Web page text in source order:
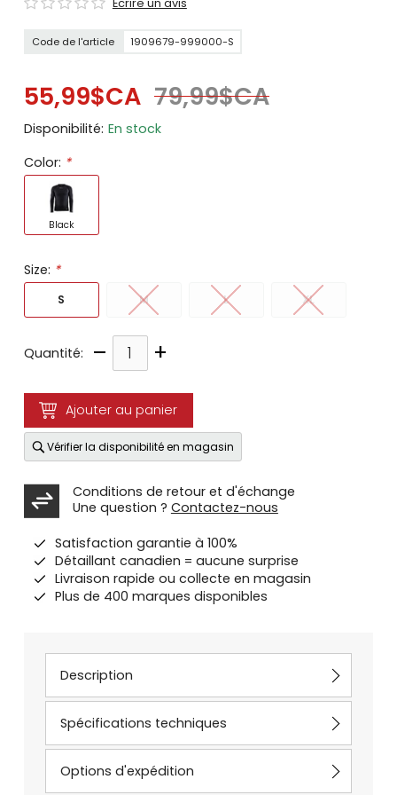
Écrire un avis
Code de l'article 1909679-999000-S
55,99$CA 79,99$CA
Disponibilité: En stock
Color: *
Black
Size: *
S M L XL
Quantité: – +
Ajouter au panier
Vérifier la disponibilité en magasin
Conditions de retour et d'échange
Une question ? Contactez-nous
Satisfaction garantie à 100%
Détaillant canadien = aucune surprise
Livraison rapide ou collecte en magasin
Plus de 400 marques disponibles
Description
Spécifications techniques
Options d'expédition